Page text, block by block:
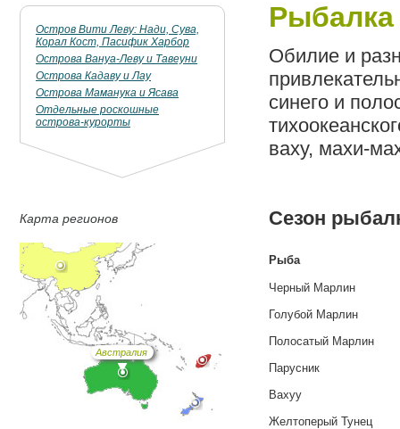
Остров Вити Леву: Нади, Сува,
Корал Кост, Пасифик Харбор
Острова Вануа-Леву и Тавеуни
Острова Кадаву и Лау
Острова Маманука и Ясава
Отдельные роскошные
острова-курорты
Карта регионов
Австралия
Обилие и
синего и
ваху, махи-
Сезон
Рыба
Черный Марлин
Голубой Марлин
Полосатый Марлин
Парусник
Вахуу
Желтоперый Тунец